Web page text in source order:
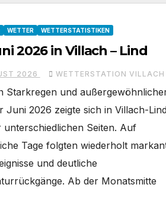
WETTER WETTERSTATISTIKEN
2026 in Villach – Lind
2026 WETTERSTATION VILLACH
Starkregen und
Juni 2026 zeigte sich in Villach-
unterschiedlichen Seiten. Auf
Tage folgten wiederholt
und deutliche
Ab der Monatsmitte